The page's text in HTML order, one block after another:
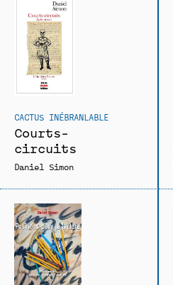
CACTUS INÉBRANLABLE
Courts-
circuits
Daniel Simon